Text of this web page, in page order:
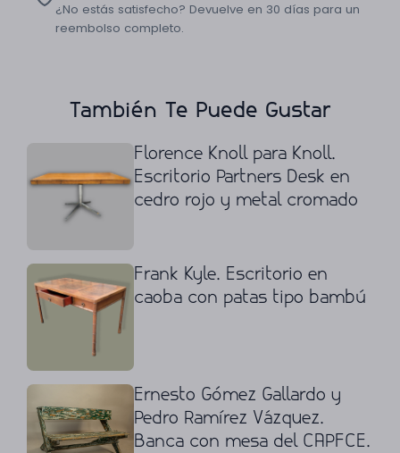
¿No estás satisfecho? Devuelve en 30 días para un
reembolso completo.
También Te Puede Gustar
Florence Knoll para Knoll.
Escritorio Partners Desk en
cedro rojo y metal cromado
Frank Kyle. Escritorio en
caoba con patas tipo bambú
Ernesto Gómez Gallardo y
Pedro Ramírez Vázquez.
Banca con mesa del CAPFCE.